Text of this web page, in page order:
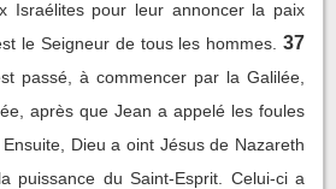
Israélites pour leur annoncer la paix
le Seigneur de tous les hommes. 37
passé, à commencer par la Galilée,
après que Jean a appelé les foules
Ensuite, Dieu a oint Jésus de Nazareth
puissance du Saint-Esprit. Celui-ci a